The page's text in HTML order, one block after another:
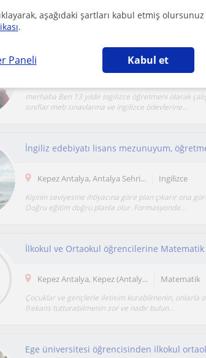
aşağıdaki şartları kabul etmiş olursunuz
.
Paneli Kabul et
Uygun fiyata ingiıizce dersleri veriyorum
merhaba Ben 13 yıldır ingilizce öğretmeni olarak
sınıflar meb sınavlarına ve ingilizce ödevlerine...
İngiliz edebiyatı lisans mezunuyum,
Kepez Antalya, Antalya Sehri... Ingilizce
Kişinin seviyesine ihtiyacına göre plan çıkarır ona
Doğru eğitim doğru planla olur. Formasyonda...
Kepez Antalya, Kepez (Antaly... Matematik
Çocuklar ve gençlerle iletisim kurabilmenin, onlarla
frekans tutturabilmenin zor ve nadir bulun...